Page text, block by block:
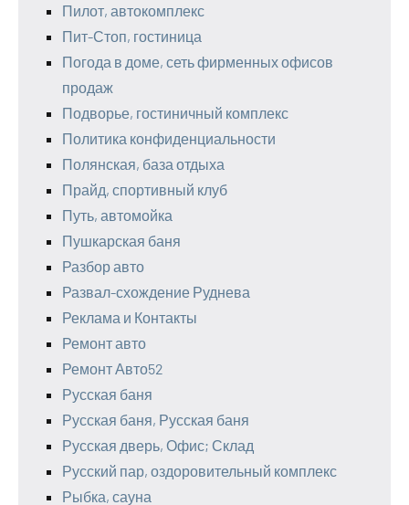
Пилот, автокомплекс
Пит-Стоп, гостиница
Погода в доме, сеть фирменных офисов
продаж
Подворье, гостиничный комплекс
Политика конфиденциальности
Полянская, база отдыха
Прайд, спортивный клуб
Путь, автомойка
Пушкарская баня
Разбор авто
Развал-схождение Руднева
Реклама и Контакты
Ремонт авто
Ремонт Авто52
Русская баня
Русская баня, Русская баня
Русская дверь, Офис; Склад
Русский пар, оздоровительный комплекс
Рыбка, сауна